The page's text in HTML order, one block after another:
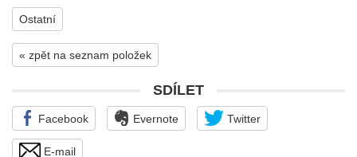
Ostatní
« zpět na seznam položek
SDÍLET
Facebook Evernote Twitter
E-mail